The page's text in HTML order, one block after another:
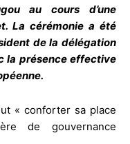
au cours d’une
La cérémonie a été
de la délégation
la présence effective
« conforter sa place
de gouvernance